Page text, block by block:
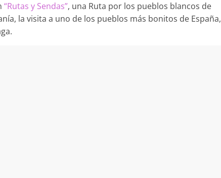
“Rutas y Sendas”, una Ruta por los pueblos blancos de
la visita a uno de los pueblos más bonitos de España,